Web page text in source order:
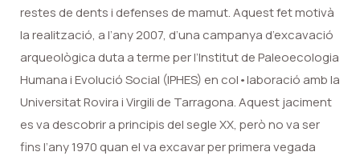
restes de dents i defenses de mamut. Aquest fet motivà
la realització, a l’any 2007, d’una campanya d’excavació
arqueològica duta a terme per l’Institut de Paleoecologia
Humana i Evolució Social (IPHES) en col•laboració amb la
Universitat Rovira i Virgili de Tarragona. Aquest jaciment
es va descobrir a principis del segle XX, però no va ser
fins l’any 1970 quan el va excavar per primera vegada